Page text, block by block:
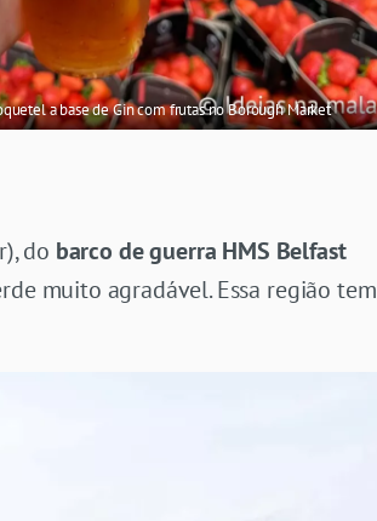
a base de Gin com frutas no Borough Market
do barco de guerra HMS Belfast
muito agradável. Essa região tem